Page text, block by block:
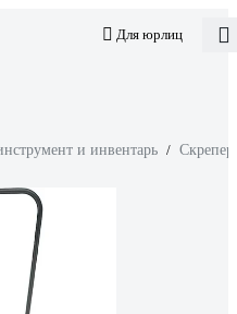
Для юрлиц
и инвентарь /